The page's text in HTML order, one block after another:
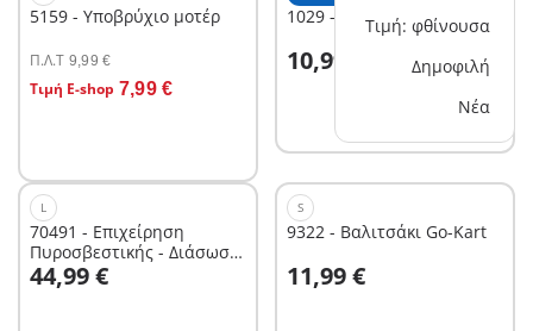
Τιμή: φθίνουσα
Δημοφιλή
Νέα
5159 - Υποβρύχιο μοτέρ
Π.Λ.T 9,99 €
Τιμή E-shop 7,99 €
Στο καλάθι
1029 - Street Sports Soccer
10,99 €
L
70491 - Επιχείρηση
Πυροσβεστικής - Διάσωση
στη θάλασσα
44,99 €
Στο καλάθι
S
9322 - Βαλιτσάκι Go-Kart
11,99 €